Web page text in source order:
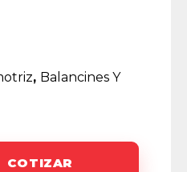
, Balancines Y
COTIZAR